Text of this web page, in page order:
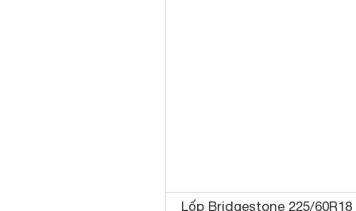
Lốp Bridgestone 225/60R18